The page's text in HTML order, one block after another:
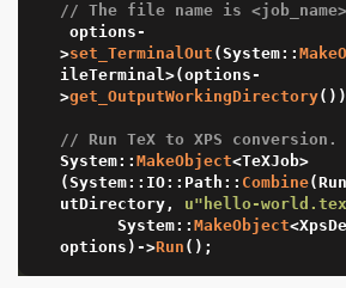
// The file name is
>set_TerminalOut (System::
ileTerminal>(options-
>get_OutputWorkingDirectory
// Run TeX to XPS conversion.
System:: MakeObject<TeXJob>
(System::IO::Path:: Combine
utDirectory, u"hello-
	  System::
MakeObject
options)->Run ();